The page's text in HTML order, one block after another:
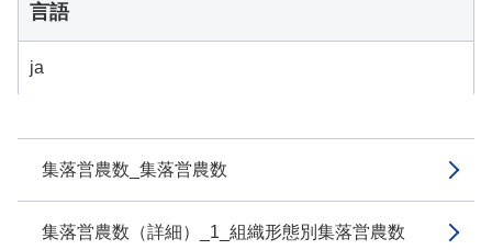
集落営農数_集落営農数
集落営農数（詳細）_1_組織形態別集落営農数
言語
ja